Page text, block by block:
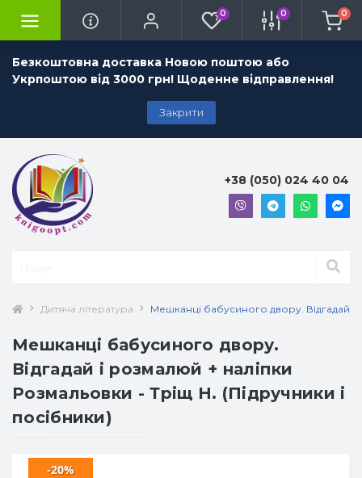
Безкоштовна доставка Новою поштою або
Укрпоштою від 3000 грн! Щоденне відправлення!
Закрити
0 0 0
+38 (050) 024 40 04
Дитяча література Мешканці бабусиного двору. Відгадай
Мешканці бабусиного двору.
Відгадай і розмалюй + наліпки
Розмальовки - Тріщ Н. (Підручники і
посібники)
-20%